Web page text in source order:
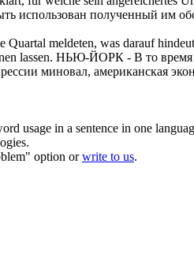
использован полученный им
meldeten, was darauf
lassen. НЬЮ-ЙОРК - В то время
миновал, американская
usage in a sentence in one
option orwrite to us.